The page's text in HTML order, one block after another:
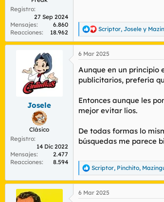
Registro
27 Sep 2024
Mensajes
6.860
Reacciones
18.962
R
e
a
c
i
o
s
:
Scriptor, Josele y
Josele
Clásico
Registro
14 Dic 2022
Mensajes
2.477
Reacciones
8.594
6 Mar 2025
Aunque en un principio
publicitarios, prefería
Entonces aunque les
mejor evitar líos.
De todas formas lo
búsquedas me parece
R
e
c
Scriptor, Pinchito,
6 Mar 2025